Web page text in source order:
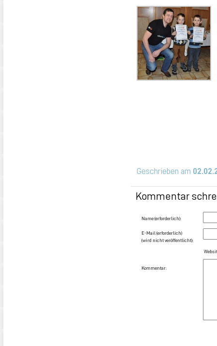
Geschrieben am
Kommentar
Name (erforderlich):
E-Mail (erforderlich)
(wird nicht veröffentlicht):
Kommentar: